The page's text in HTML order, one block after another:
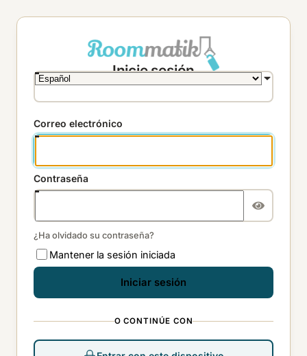
Inicie sesión
Correo electrónico
Contraseña
¿Ha olvidado su contraseña?
Mantener la sesión iniciada
Iniciar sesión
O CONTINÚE CON